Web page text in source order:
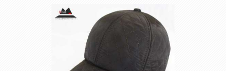
ومناسب افرادخوش پوش جنس
عالی,دوخت مناسب,سبکی, خوش فرمی
ازدیگرخصوصیات این کلاه می باشند